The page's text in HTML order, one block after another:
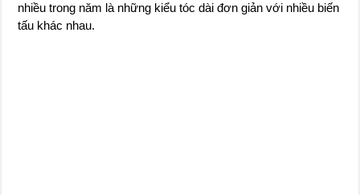
nhiều trong năm là những kiểu tóc dài đơn giản với nhiều biến
tấu khác nhau.